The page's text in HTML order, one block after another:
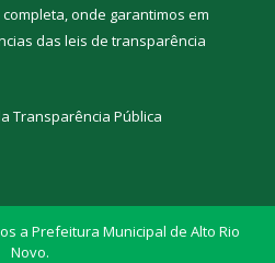
completa, onde garantimos em
das leis de transparência
Transparência Pública
a Prefeitura Municipal de Alto Rio
Novo.